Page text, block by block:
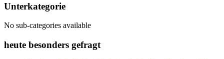
Unterkategorie
No sub-categories available
heute besonders gefragt